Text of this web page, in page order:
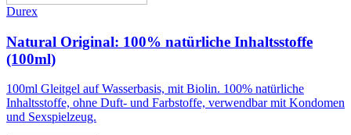
Durex
Natural Original: 100% natürliche Inhaltsstoffe
(100ml)
100ml Gleitgel auf Wasserbasis, mit Biolin. 100% natürliche
Inhaltsstoffe, ohne Duft- und Farbstoffe, verwendbar mit Kondomen
und Sexspielzeug.